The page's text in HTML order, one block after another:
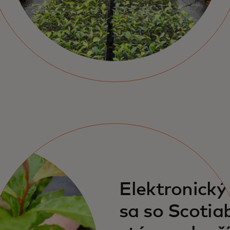
Elektronický
sa so